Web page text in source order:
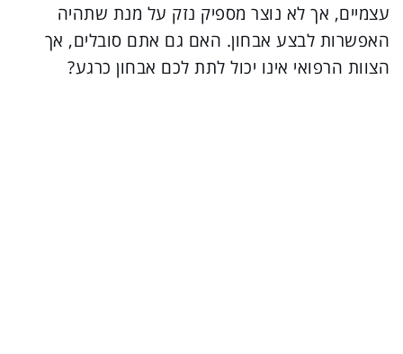
עצמיים, אך לא נוצר מספיק נזק על מנת שתהיה
האפשרות לבצע אבחון. האם גם אתם סובלים, אך
הצוות הרפואי אינו יכול לתת לכם אבחון כרגע?